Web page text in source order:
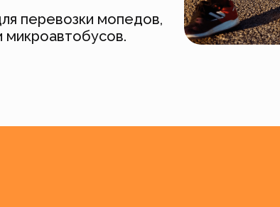
перевозки мопедов,
микроавтобусов.